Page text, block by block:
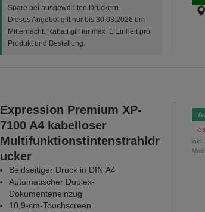
Spare bei ausgewählten Druckern.
Dieses Angebot gilt nur bis 30.08.2026 um
Mitternacht. Rabatt gilt für max. 1 Einheit pro
Produkt und Bestellung.
Expression Premium XP-
7100 A4 kabelloser
Multifunktionstintenstrahldr
ucker
Beidseitiger Druck in DIN A4
Automatischer Duplex-
Dokumenteneinzug
10,9-cm-Touchscreen
-
inkl.